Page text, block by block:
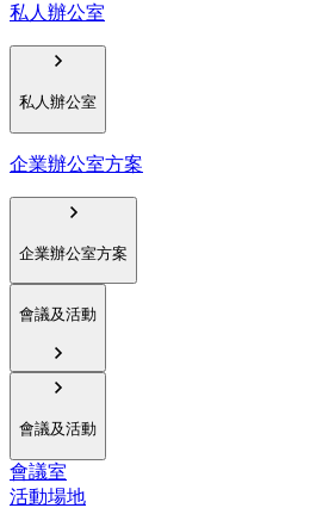
私人辦公室
私人辦公室
企業辦公室方案
企業辦公室方案
會議及活動
會議及活動
會議室
活動場地